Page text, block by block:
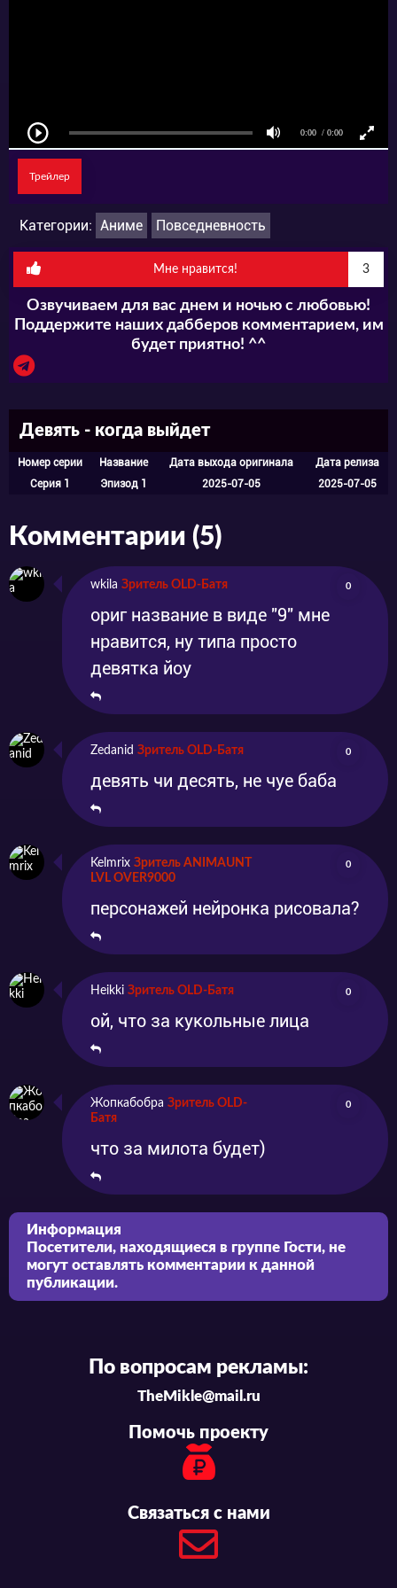
Трейлер
Категории: Аниме Повседневность
Мне нравится! 3
Озвучиваем для вас днем и ночью с любовью!
Поддержите наших дабберов комментарием, им
будет приятно! ^^
Девять - когда выйдет
Номер серии Название Дата выхода оригинала
Дата релиза
Серия 1
Эпизод 1 2025-07-05 2025-07-05
Комментарии (5)
wkila Зритель OLD-Батя 0
ориг название в виде "9" мне
нравится, ну типа просто
девятка йоу
Zedanid Зритель OLD-Батя 0
девять чи десять, не чуе баба
Kelmrix Зритель ANIMAUNT
LVL OVER9000
0
персонажей нейронка рисовала?
Heikki Зритель OLD-Батя 0
ой, что за кукольные лица
Жопкабобра Зритель OLD-
Батя
0
что за милота будет)
Информация
Посетители, находящиеся в группе Гости, не
могут оставлять комментарии к данной
публикации.
По вопросам рекламы:
TheMikle@mail.ru
Помочь проекту
Связаться с нами